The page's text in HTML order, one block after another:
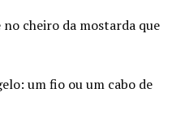
no cheiro da mostarda que
um fio ou um cabo de